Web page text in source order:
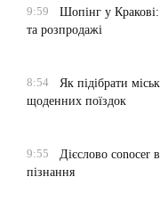
9:59
Шопінг у
та розпродажі
8:54
Як підібрати
щоденних поїздок
9:55
Дієслово conocer
пізнання